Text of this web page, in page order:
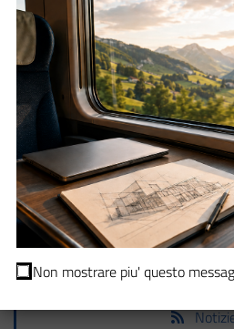
Portale per la
delle istanze
digitale
Presenta qualsiasi istanza, a
qualsiasi luogo, da qualsiasi
Non mostrare piu' questo